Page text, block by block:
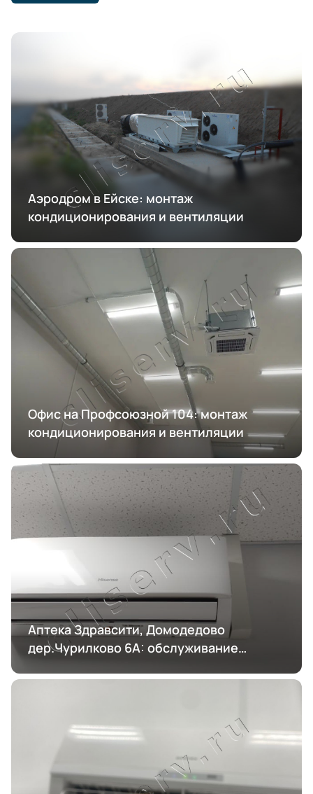
Аэродром в Ейске: монтаж
кондиционирования и вентиляции
Офис на Профсоюзной 104: монтаж
кондиционирования и вентиляции
Аптека Здравсити, Домодедово
дер.Чурилково 6А: обслуживание